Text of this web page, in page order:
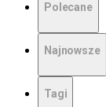
Polecane
Najnowsze
Tagi